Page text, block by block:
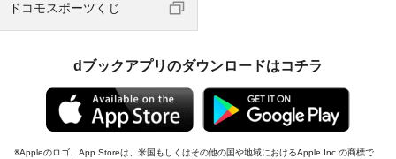
ドコモスポーツくじ
dブックアプリのダウンロードはコチラ
Appleのロゴ、App Storeは、米国もしくはその他の国や地域におけるApple Inc.の商標で